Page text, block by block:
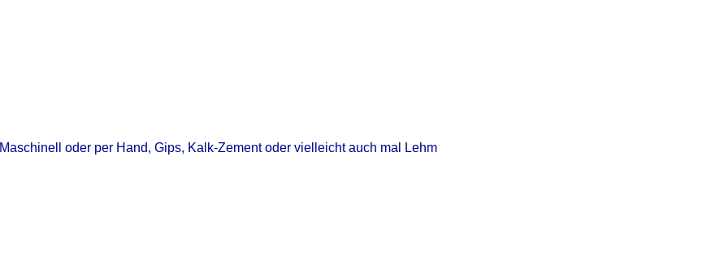
Maschinell oder per Hand, Gips, Kalk-Zement oder vielleicht auch mal Lehm